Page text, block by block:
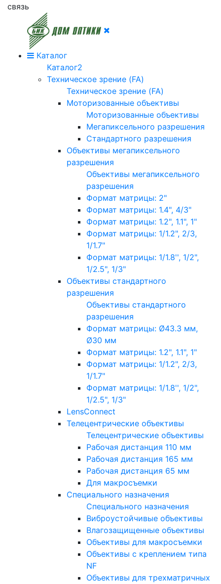
связь
Каталог
Каталог2
Техническое зрение (FA)
Техническое зрение (FA)
Моторизованные объективы
Моторизованные объективы
Мегапиксельного разрешения
Стандартного разрешения
Объективы мегапиксельного
разрешения
Объективы мегапиксельного
разрешения
Формат матрицы: 2"
Формат матрицы: 1.4", 4/3"
Формат матрицы: 1.2", 1.1", 1"
Формат матрицы: 1/1.2", 2/3,
1/1.7"
Формат матрицы: 1/1.8'', 1/2",
1/2.5", 1/3"
Объективы стандартного
разрешения
Объективы стандартного
разрешения
Формат матрицы: Ø43.3 мм,
Ø30 мм
Формат матрицы: 1.2", 1.1", 1"
Формат матрицы: 1/1.2", 2/3,
1/1.7"
Формат матрицы: 1/1.8'', 1/2",
1/2.5", 1/3"
LensConnect
Телецентрические объективы
Телецентрические объективы
Рабочая дистанция 110 мм
Рабочая дистанция 165 мм
Рабочая дистанция 65 мм
Для макросъемки
Специального назначения
Специального назначения
Виброустойчивые объективы
Влагозащищенные объективы
Объективы для макросъемки
Объективы с креплением типа
NF
Объективы для трехматричных